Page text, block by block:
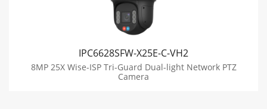
IPC6628SFW-X25E-C-VH2
8MP 25X Wise-ISP Tri-Guard Dual-light Network PTZ
Camera